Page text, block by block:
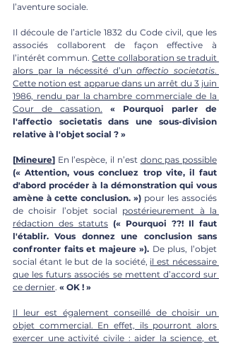
l’aventure sociale.
Il découle de l’article 1832 du Code civil, que les
associés collaborent de façon effective à
l’intérêt commun. Cette collaboration se traduit
alors par la nécessité d’un affectio societatis.
Cette notion est apparue dans un arrêt du 3 juin
1986, rendu par la chambre commerciale de la
Cour de cassation. « Pourquoi parler de
l'affectio societatis dans une sous-division
relative à l'objet social ? »
[Mineure] En l’espèce, il n’est donc pas possible
(« Attention, vous concluez trop vite, il faut
d'abord procéder à la démonstration qui vous
amène à cette conclusion. ») pour les associés
de choisir l’objet social postérieurement à la
rédaction des statuts (« Pourquoi ??! Il faut
l'établir. Vous donnez une conclusion sans
confronter faits et majeure »). De plus, l’objet
social étant le but de la société, il est nécessaire
que les futurs associés se mettent d’accord sur
ce dernier. « OK ! »
Il leur est également conseillé de choisir un
objet commercial. En effet, ils pourront alors
exercer une activité civile : aider la science, et